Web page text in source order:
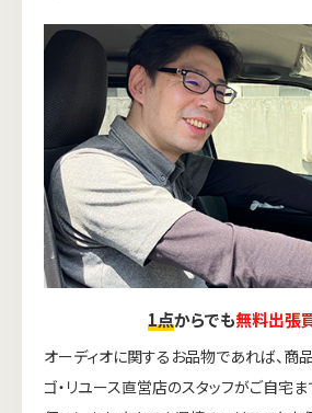
1点からでも無料出張
オーディオに関するお品物であれば、商
ゴ・リユース直営店のスタッフがご自宅